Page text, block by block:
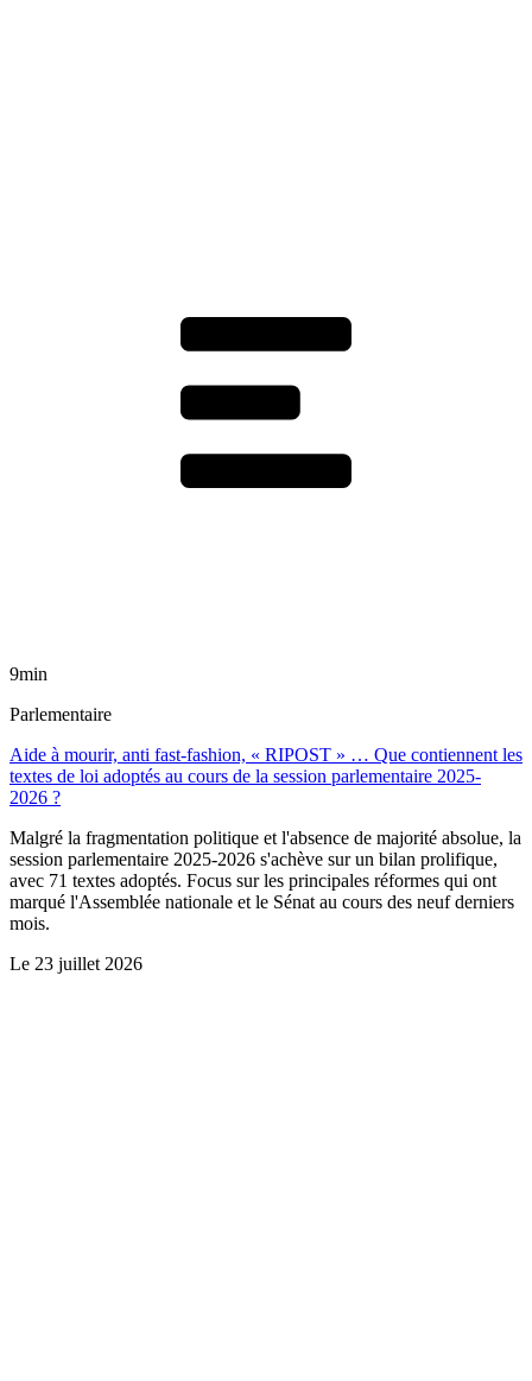
9min
Parlementaire
Aide à mourir, anti fast-fashion, « RIPOST » … Que contiennent les
textes de loi adoptés au cours de la session parlementaire 2025-
2026 ?
Malgré la fragmentation politique et l'absence de majorité absolue, la
session parlementaire 2025-2026 s'achève sur un bilan prolifique,
avec 71 textes adoptés. Focus sur les principales réformes qui ont
marqué l'Assemblée nationale et le Sénat au cours des neuf derniers
mois.
Le 23 juillet 2026